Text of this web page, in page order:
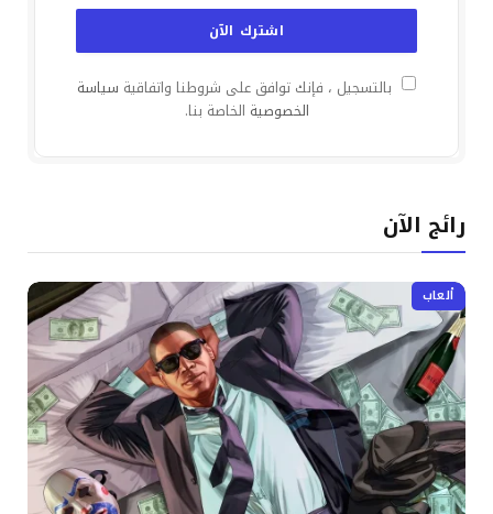
بالتسجيل ، فإنك توافق على شروطنا واتفاقية سياسة
الخصوصية الخاصة بنا.
رائج الآن
ألعاب